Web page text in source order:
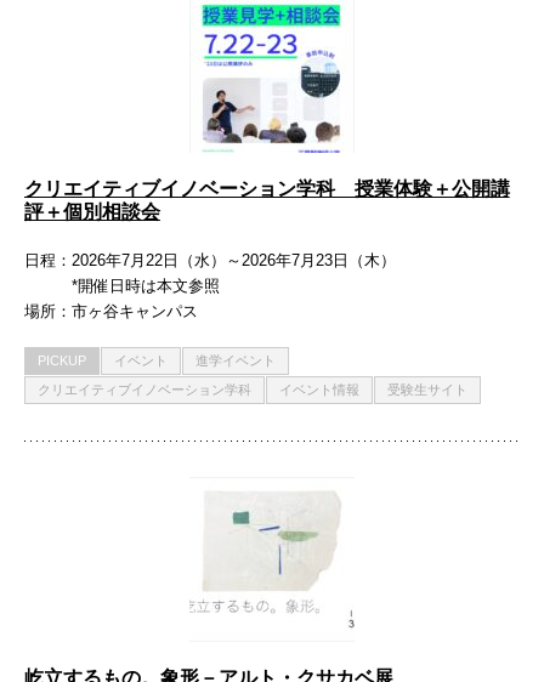
クリエイティブイノベーション学科 授業体験＋公開講
評＋個別相談会
日程
2026年7月22日（水）～2026年7月23日（木）
*開催日時は本文参照
場所
市ヶ谷キャンパス
PICKUP イベント
進学イベント
クリエイティブイノベーション学科
イベント情報 受験生サイト
屹立するもの。象形－アルト・クサカベ展